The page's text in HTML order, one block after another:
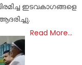
ഇടവകാഗങ്ങളെ
Read More…